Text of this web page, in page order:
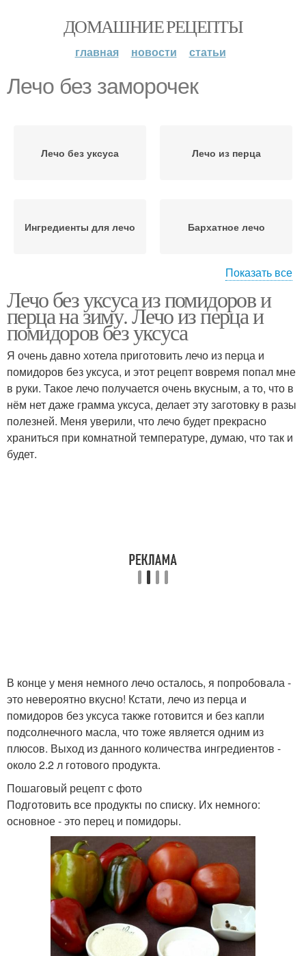
ДОМАШНИЕ РЕЦЕПТЫ
главная новости статьи
Лечо без заморочек
Лечо без уксуса Лечо из перца
Ингредиенты для лечо Бархатное лечо
Бабушкино лечо Лечо на зиму
Лечо из огурцов Лечо с морковью
Классическое лечо
Показать все
Лечо без уксуса из помидоров и
перца на зиму. Лечо из перца и
помидоров без уксуса
Я очень давно хотела приготовить лечо из перца и
помидоров без уксуса, и этот рецепт вовремя попал мне
в руки. Такое лечо получается очень вкусным, а то, что в
нём нет даже грамма уксуса, делает эту заготовку в разы
полезней. Меня уверили, что лечо будет прекрасно
храниться при комнатной температуре, думаю, что так и
будет.
В конце у меня немного лечо осталось, я попробовала -
это невероятно вкусно! Кстати, лечо из перца и
помидоров без уксуса также готовится и без капли
подсолнечного масла, что тоже является одним из
плюсов. Выход из данного количества ингредиентов -
около 2.2 л готового продукта.
Пошаговый рецепт с фото
Подготовить все продукты по списку. Их немного:
основное - это перец и помидоры.